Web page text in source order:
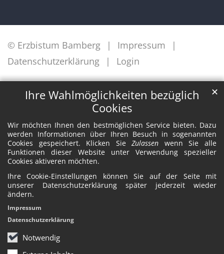
Ihre Wahlmöglichkeiten bezüglich
Cookies
Wir möchten Ihnen den bestmöglichen Service bieten. Dazu
werden Informationen über Ihren Besuch in sogenannten
Cookies gespeichert. Klicken SieZulassen wenn Sie alle
Funktionen dieser Website unter Verwendung spezieller
Cookies aktiveren möchten.
Ihre Cookie-Einstellungen können Sie auf der Seite mit
unserer Datenschutzerklärung später jederzeit wieder
ändern.
Notwendig
✕
Impressum
Datenschutzerklärung
© Erzbistum Bamberg
Impressum
Datenschutzerklärung
Login